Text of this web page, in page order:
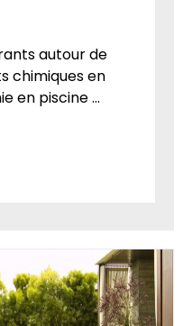
autour de
chimiques en
en piscine ...